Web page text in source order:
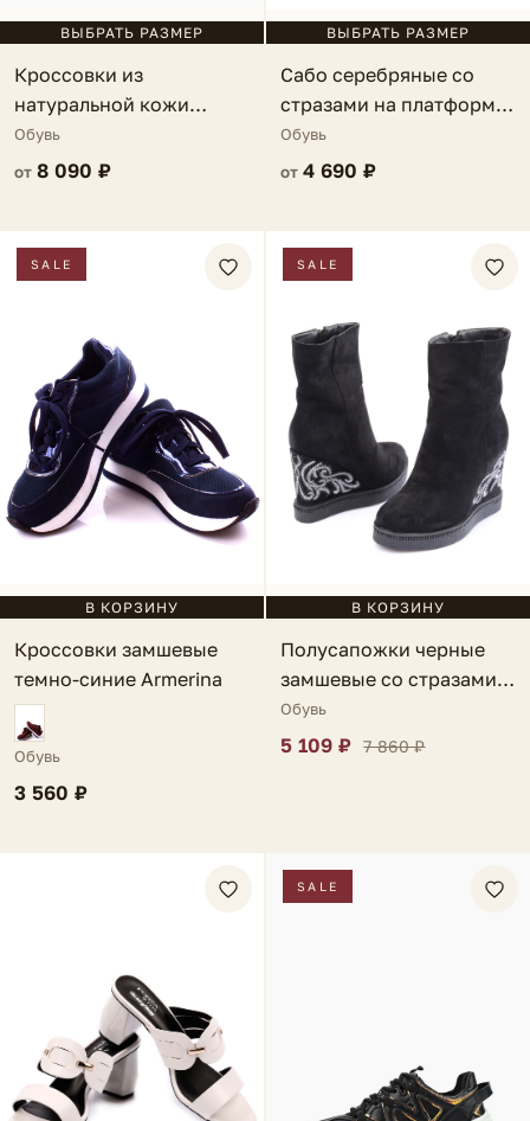
ВЫБРАТЬ РАЗМЕР
Кроссовки из
натуральной кожи
черные Giverny
Обувь
от 8 090 ₽
ВЫБРАТЬ РАЗМЕР
Сабо серебряные со
стразами на платформе
Maella
Обувь
от 4 690 ₽
SALE
В КОРЗИНУ
Кроссовки замшевые
темно-синие Armerina
Обувь
3 560 ₽
SALE
В КОРЗИНУ
Полусапожки черные
замшевые со стразами
Alphosine
Обувь
5 109 ₽ 7 860 ₽
SALE